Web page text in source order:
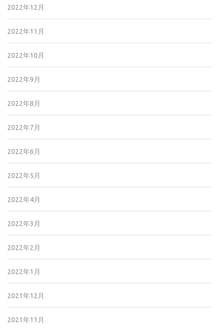
2022年12月
2022年11月
2022年10月
2022年9月
2022年8月
2022年7月
2022年6月
2022年5月
2022年4月
2022年3月
2022年2月
2022年1月
2021年12月
2021年11月